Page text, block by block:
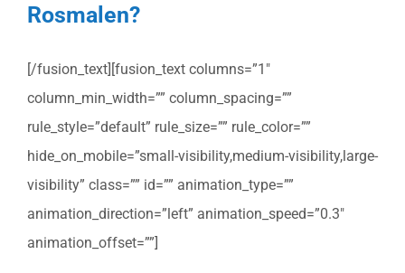
Rosmalen?
[/fusion_text][fusion_text columns=”1″
column_min_width=”” column_spacing=””
rule_style=”default” rule_size=”” rule_color=””
hide_on_mobile=”small-visibility,medium-visibility,large-
visibility” class=”” id=”” animation_type=””
animation_direction=”left” animation_speed=”0.3″
animation_offset=””]